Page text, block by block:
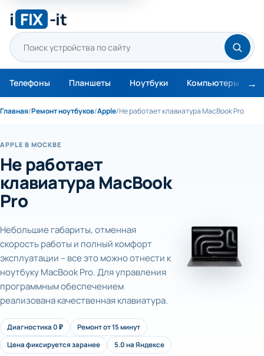
i FIX -it
Телефоны Планшеты Ноутбуки Компьютеры
Главная/Ремонт ноутбуков/Apple/Не работает клавиатура MacBook Pro
APPLE В МОСКВЕ
Не работает
клавиатура MacBook
Pro
Небольшие габариты, отменная
скорость работы и полный комфорт
эксплуатации – все это можно отнести к
ноутбуку MacBook Pro. Для управления
программным обеспечением
реализована качественная клавиатура.
Диагностика 0 ₽
Ремонт от 15 минут
Цена фиксируется заранее
5.0 на Яндексе